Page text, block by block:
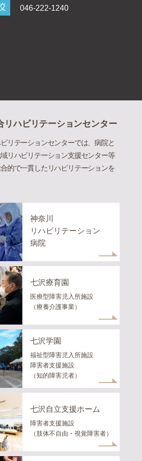
046-222-1240
リハビリテーションセンター
リテーションセンターでは、病院と
リハビリテーション支援センター等
的で一貫したリハビリテーションを
神奈川
リハビリテーション
病院
七沢療育園
医療型障害児入所施設
（療養介護事業）
七沢学園
福祉型障害児入所施設
障害者支援施設
（知的障害児者）
七沢自立支援ホーム
障害者支援施設
（肢体不自由・視覚障害者）